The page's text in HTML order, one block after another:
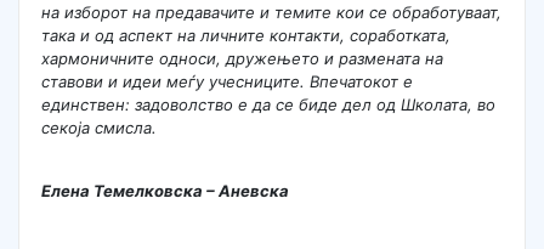
на изборот на предавачите и темите кои се обработуваат,
така и од аспект на личните контакти, соработката,
хармоничните односи, дружењето и размената на
ставови и идеи меѓу учесниците. Впечатокот е
единствен: задоволство е да се биде дел од Школата, во
секоја смисла.
Елена Темелковска – Аневска